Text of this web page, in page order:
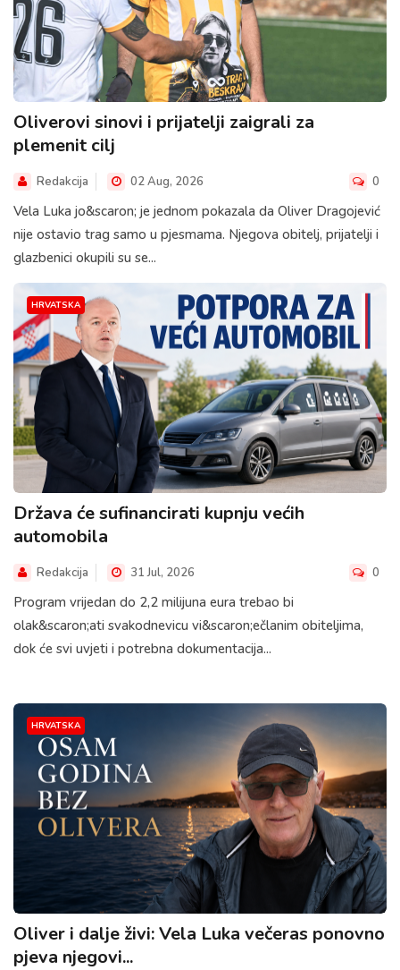
Oliverovi sinovi i prijatelji zaigrali za
plemenit cilj
Redakcija 02 Aug, 2026 0
Vela Luka jo&scaron; je jednom pokazala da Oliver Dragojević
nije ostavio trag samo u pjesmama. Njegova obitelj, prijatelji i
glazbenici okupili su se...
HRVATSKA
Država će sufinancirati kupnju većih
automobila
Redakcija 31 Jul, 2026 0
Program vrijedan do 2,2 milijuna eura trebao bi
olak&scaron;ati svakodnevicu vi&scaron;ečlanim obiteljima,
dok će svi uvjeti i potrebna dokumentacija...
HRVATSKA
Oliver i dalje živi: Vela Luka večeras ponovno
pjeva njegovi...